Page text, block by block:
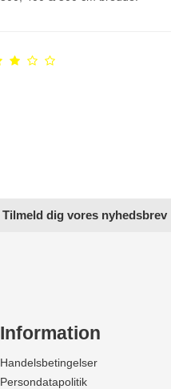
Tilmeld dig vores nyhedsbrev
Information
Handelsbetingelser
Persondatapolitik